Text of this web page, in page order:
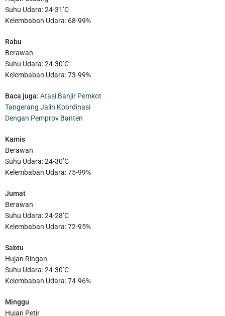
Satnarkoba Polres Metro Tangerang Kota Bekuk Pengedar Obat
Keras di Kosambi Tangerang
Sekedar Senioritas, Tapi Harus Punya Kapasitas dan Kapabilitas
Suhu Udara: 24-31’C
Kelembaban Udara: 68-99%
Rabu
Berawan
Suhu Udara: 24-30’C
Kelembaban Udara: 73-99%
Baca juga: Atasi Banjir Pemkot
Tangerang Jalin Koordinasi
Dengan Pemprov Banten
Kamis
Berawan
Suhu Udara: 24-30’C
Kelembaban Udara: 75-99%
Jumat
Berawan
Suhu Udara: 24-28’C
Kelembaban Udara: 72-95%
Sabtu
Hujan Ringan
Suhu Udara: 24-30’C
Kelembaban Udara: 74-96%
Minggu
Hujan Petir